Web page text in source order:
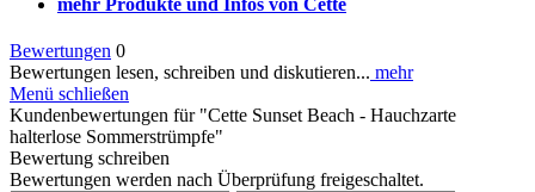
Bewertungen 0
Bewertungen lesen, schreiben und diskutieren... mehr
Menü schließen
Kundenbewertungen für "Cette Sunset Beach - Hauchzarte
halterlose Sommerstrümpfe"
Bewertung schreiben
Bewertungen werden nach Überprüfung freigeschaltet.